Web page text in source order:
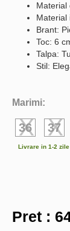
Material
Brant:
Toc: 6
Talpa:
Stil:
Marimi:
36 37
Livrare in 1-2
Pret :